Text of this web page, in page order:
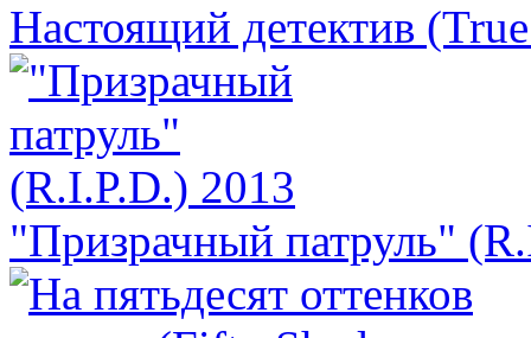
Настоящий детектив
"Призрачный патруль"